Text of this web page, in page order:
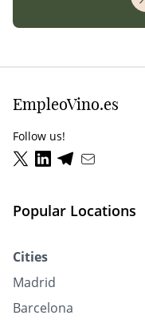
EmpleoVino.es
Follow us!
Popular Locations
Cities
Madrid
Barcelona